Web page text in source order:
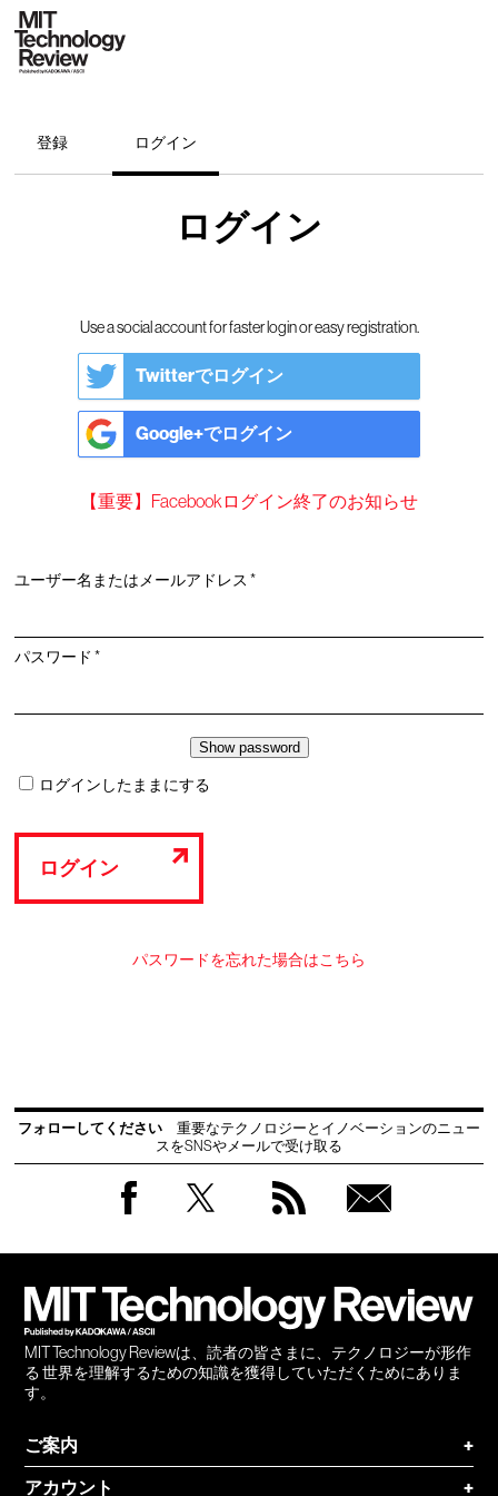
登録 ログイン
ログイン
Use a social account for faster login or easy registration.
Twitterでログイン
Google+でログイン
【重要】Facebookログイン終了のお知らせ
ユーザー名またはメールアドレス*必
パスワード*必
ログインしたままにする
ログイン
パスワードを忘れた場合はこちら
フォローしてください
重要なテクノロジーとイノベーションのニュー
スをSNSやメールで受け取る
MIT Technology Reviewは、読者の皆さまに、テクノロジーが形作
る 世界を理解するための知識を獲得していただくためにありま
す。
ご案内
+
アカウント
+